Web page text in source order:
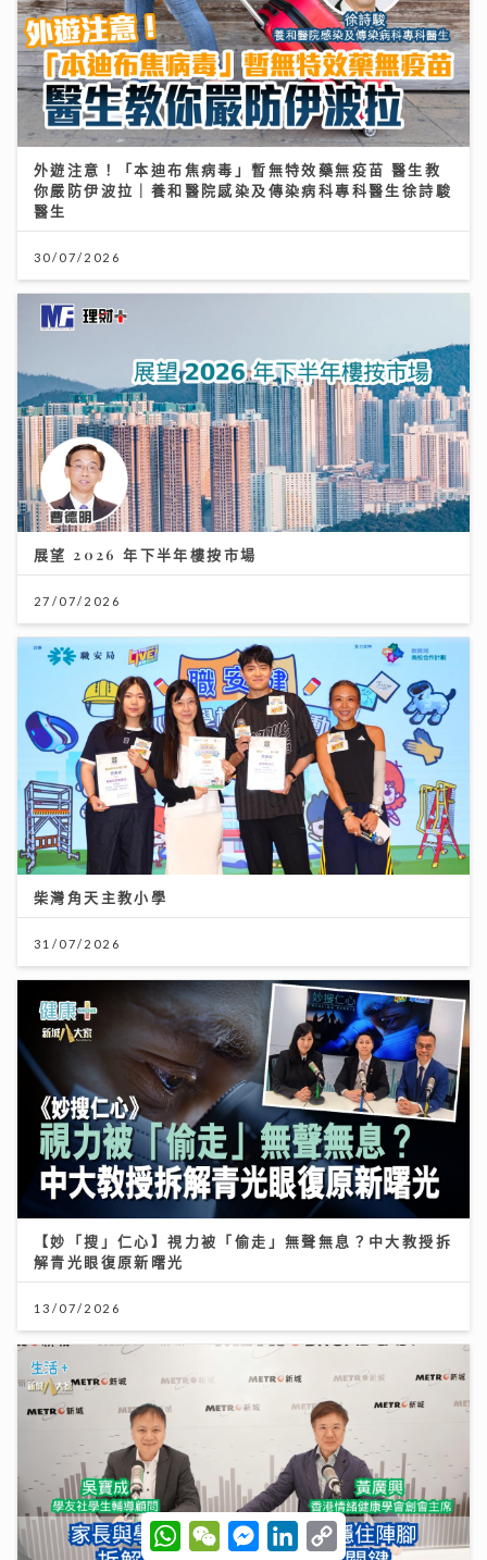
外遊注意！「本迪布焦病毒」暫無特效藥無疫苗 醫生教
你嚴防伊波拉｜養和醫院感染及傳染病科專科醫生徐詩駿
醫生
30/07/2026
展望 2026 年下半年樓按市場
27/07/2026
柴灣角天主教小學
31/07/2026
【妙「搜」仁心】視力被「偷走」無聲無息？中大教授拆
解青光眼復原新曙光
13/07/2026
W
h
W
e
M
e
L
C
o